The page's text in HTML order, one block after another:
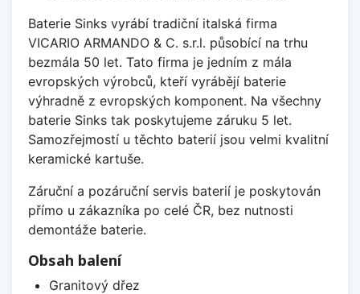
Baterie Sinks vyrábí tradiční italská firma
VICARIO ARMANDO & C. s.r.l. působící na trhu
bezmála 50 let. Tato firma je jedním z mála
evropských výrobců, kteří vyrábějí baterie
výhradně z evropských komponent. Na všechny
baterie Sinks tak poskytujeme záruku 5 let.
Samozřejmostí u těchto baterií jsou velmi kvalitní
keramické kartuše.
Záruční a pozáruční servis baterií je poskytován
přímo u zákazníka po celé ČR, bez nutnosti
demontáže baterie.
Obsah balení
Granitový dřez